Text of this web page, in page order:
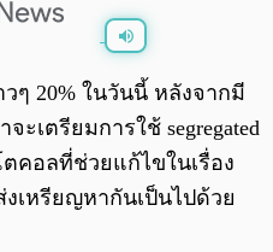
0:00 /
ๆ 20% ในวันนี้ หลังจากมี
เตรียมการใช้ segregated
ตคอลที่ช่วยแก้ไขในเรื่อง
เหรียญหากันเป็นไปด้วย